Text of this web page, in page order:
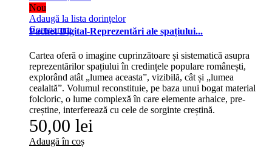
Nou
Adaugă la lista dorinţelor
Comparare
Pachet Digital-Reprezentări ale spațiului...
Cartea oferă o imagine cuprinzătoare și sistematică asupra
reprezentărilor spațiului în credințele populare românești,
explorând atât „lumea aceasta”, vizibilă, cât și „lumea
cealaltă”. Volumul reconstituie, pe baza unui bogat material
folcloric, o lume complexă în care elemente arhaice, pre-
creștine, interferează cu cele de sorginte creștină.
50,00 lei
Adaugă în coș